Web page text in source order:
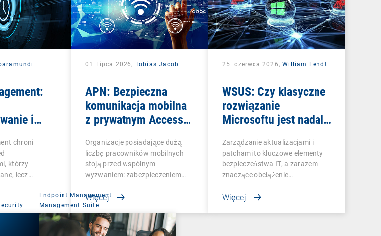
i
chroni
którzy
lecz
01. lipca 2026, Tobias Jacob
APN: Bezpieczna
komunikacja mobilna
z prywatnym Access
Organizacje posiadające dużą
liczbę pracowników mobilnych
stoją przed wspólnym
wyzwaniem: zabezpieczeniem…
Więcej
25. czerwca 2026,William Fendt
WSUS: Czy klasyczne
rozwiązanie
Microsoftu jest nadal
Zarządzanie aktualizacjami i
patchami to kluczowe elementy
bezpieczeństwa IT, a zarazem
znaczące obciążenie…
Więcej
Endpoint Management
|
Management Suite